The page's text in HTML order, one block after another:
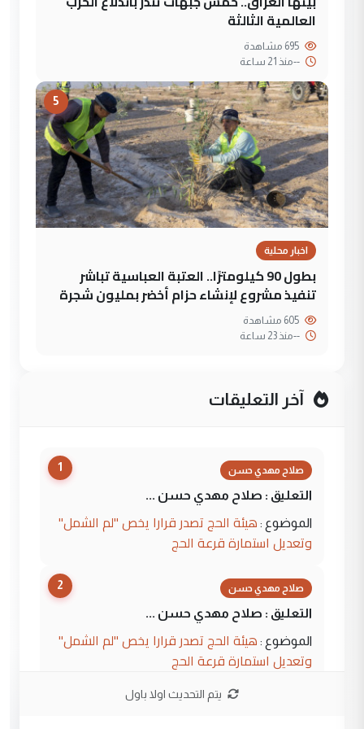
العالمية الثالثة
--منذ 21 ساعة
5
اخبار محلية
بطول 90 كيلومترًا.. العتبة العباسية تباشر
تنفيذ مشروع لإنشاء حزام أخضر بمليون شجرة
--منذ 23 ساعة
آخر التعليقات
1 صلاح مهدي حسن
التعليق : صلاح مهدي حسن ...
الموضوع : هيئة الحج تصدر قرارا يخص "لم الشمل"
وتعديل استمارة قرعة الحج
2 صلاح مهدي حسن
التعليق : صلاح مهدي حسن ...
الموضوع : هيئة الحج تصدر قرارا يخص "لم الشمل"
وتعديل استمارة قرعة الحج
يتم التحديث اولا باول